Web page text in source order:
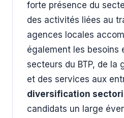
forte présence du
des activités liées au
agences locales
également les besoins
secteurs du BTP, de la
et des services aux
diversification
candidats un large